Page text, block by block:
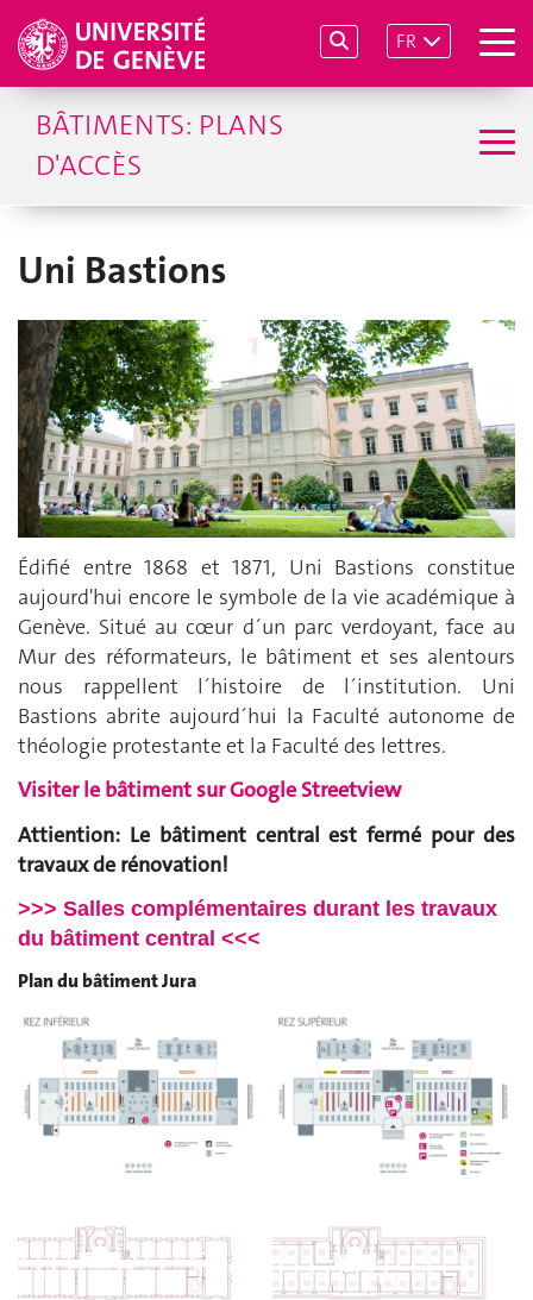
FR
BÂTIMENTS: PLANS
D'ACCÈS
Uni Bastions
Édifié entre 1868 et 1871, Uni Bastions constitue
aujourd'hui encore le symbole de la vie académique à
Genève. Situé au cœur d´un parc verdoyant, face au
Mur des réformateurs, le bâtiment et ses alentours
nous rappellent l´histoire de l´institution. Uni
Bastions abrite aujourd´hui la Faculté autonome de
théologie protestante et la Faculté des lettres.
Visiter le bâtiment sur Google Streetview
Attiention: Le bâtiment central est fermé pour des
travaux de rénovation!
>>> Salles complémentaires durant les travaux
du bâtiment central <<<
Plan du bâtiment Jura